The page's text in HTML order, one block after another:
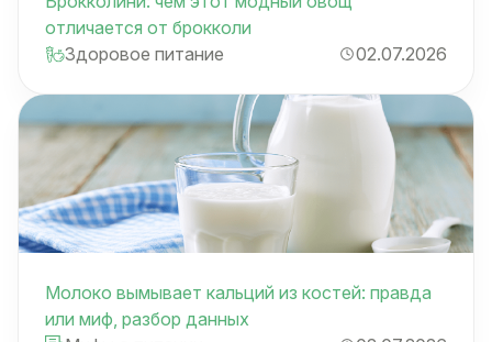
отличается от брокколи
Здоровое питание
02.07.2026
Молоко вымывает кальций из костей: правда
или миф, разбор данных